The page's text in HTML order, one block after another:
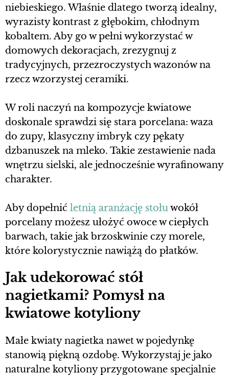
niebieskiego. Właśnie dlatego tworzą idealny,
wyrazisty kontrast z głębokim, chłodnym
kobaltem. Aby go w pełni wykorzystać w
domowych dekoracjach, zrezygnuj z
tradycyjnych, przezroczystych wazonów na
rzecz wzorzystej ceramiki.
W roli naczyń na kompozycje kwiatowe
doskonale sprawdzi się stara porcelana: waza
do zupy, klasyczny imbryk czy pękaty
dzbanuszek na mleko. Takie zestawienie nada
wnętrzu sielski, ale jednocześnie wyrafinowany
charakter.
Aby dopełnić letnią aranżację stołuwokół
porcelany możesz ułożyć owoce w ciepłych
barwach, takie jak brzoskwinie czy morele,
które kolorystycznie nawiążą do płatków.
Jak udekorować stół
nagietkami? Pomysł na
kwiatowe kotyliony
Małe kwiaty nagietka nawet w pojedynkę
stanowią piękną ozdobę. Wykorzystaj je jako
naturalne kotyliony przygotowane specjalnie